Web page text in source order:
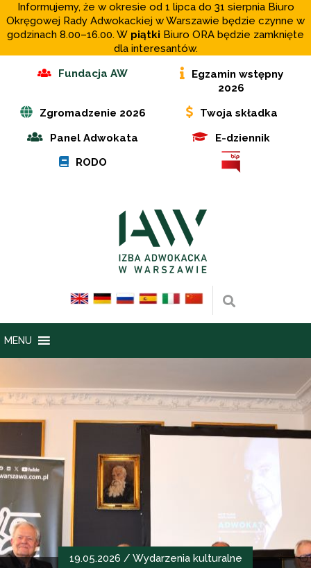
Informujemy, że w okresie od 1 lipca do 31 sierpnia Biuro
Okręgowej Rady Adwokackiej w Warszawie będzie czynne w
godzinach 8.00–16.00. W piątki Biuro ORA będzie zamknięte
dla interesantów.
Fundacja AW
Egzamin wstępny
2026
Zgromadzenie 2026
Twoja składka
Panel Adwokata
E-dziennik
RODO
Wyszukaj
MENU
19.05.2026 / Wydarzenia kulturalne